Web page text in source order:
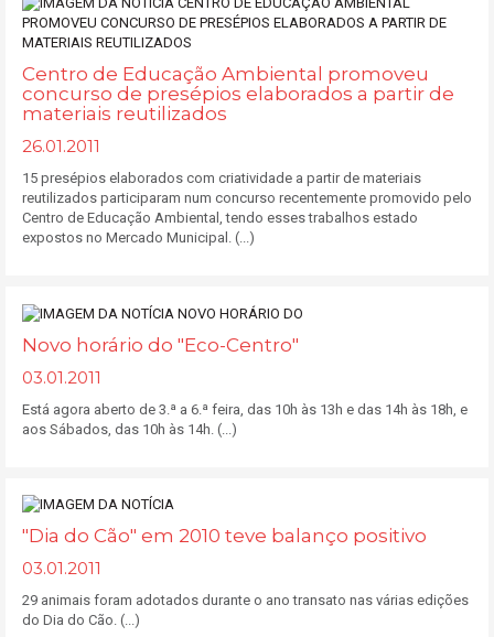
Centro de Educação Ambiental promoveu
concurso de presépios elaborados a partir de
materiais reutilizados
26.01.2011
15 presépios elaborados com criatividade a partir de materiais
reutilizados participaram num concurso recentemente promovido pelo
Centro de Educação Ambiental, tendo esses trabalhos estado
expostos no Mercado Municipal. (...)
Novo horário do "Eco-Centro"
03.01.2011
Está agora aberto de 3.ª a 6.ª feira, das 10h às 13h e das 14h às 18h, e
aos Sábados, das 10h às 14h. (...)
"Dia do Cão" em 2010 teve balanço positivo
03.01.2011
29 animais foram adotados durante o ano transato nas várias edições
do Dia do Cão. (...)